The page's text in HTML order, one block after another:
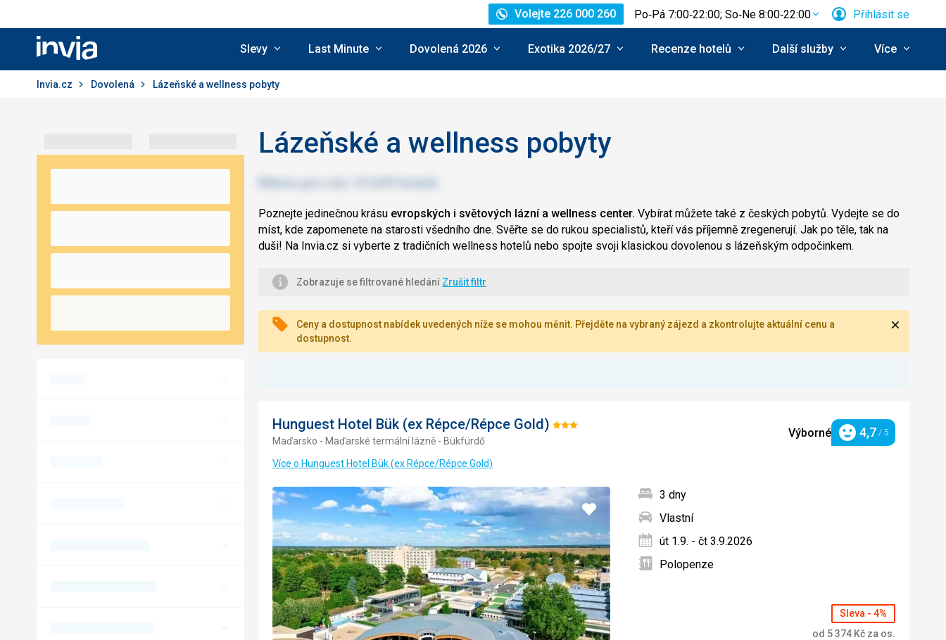
Invia.cz
Volejte 226 000 260 Po‑Pá 7:00‑22:00; So‑Ne 8:00‑22:00 Přihlásit se
Slevy Last Minute Dovolená 2026 Exotika 2026/27 Recenze hotelů Další služby Více
Invia.cz Dovolená Lázeňské a wellness pobyty
Lázeňské a wellness pobyty
Poznejte jedinečnou krásu evropských i světových lázní a wellness center. Vybírat můžete také z českých pobytů. Vydejte se do
míst, kde zapomenete na starosti všedního dne. Svěřte se do rukou specialistů, kteří vás příjemně zregenerují. Jak po těle, tak na
duši! Na Invia.cz si vyberte z tradičních wellness hotelů nebo spojte svoji klasickou dovolenou s lázeňským odpočinkem.
Zobrazuje se filtrované hledání Zrušit filtr
Ceny a dostupnost nabídek uvedených níže se mohou měnit. Přejděte na vybraný zájezd a zkontrolujte aktuální cenu a
dostupnost.
Hunguest Hotel Bük (ex Répce/Répce Gold) Hodnocení:
Maďarsko - Maďarské termální lázně - Bükfürdő
Výborné Hodnocení
4,7 / 5
Více o Hunguest Hotel Bük (ex Répce/Répce Gold)
Přidat
oblíbených
3 dny
Vlastní
út 1.9. - čt 3.9.2026
Polopenze
Sleva - 4%
od 5 374 Kč za os.